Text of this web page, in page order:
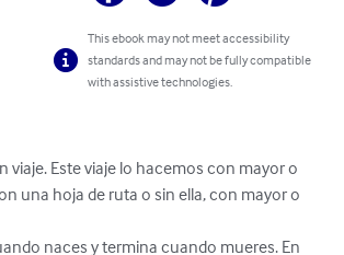
This ebook may not meet accessibility
standards and may not be fully compatible
with assistive technologies.
viaje. Este viaje lo hacemos con mayor o
una hoja de ruta o sin ella, con mayor o
naces y termina cuando mueres. En